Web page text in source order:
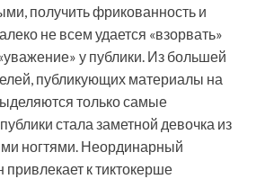
получить фрикованность и
не всем удается «взорвать»
у публики. Из большей
публикующих материалы на
только самые
стала заметной девочка из
ногтями. Неординарный
к тиктокерше